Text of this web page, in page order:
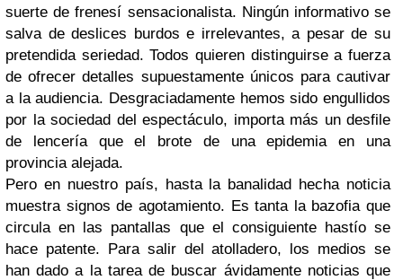
suerte de frenesí sensacionalista. Ningún informativo se
salva de deslices burdos e irrelevantes, a pesar de su
pretendida seriedad. Todos quieren distinguirse a fuerza
de ofrecer detalles supuestamente únicos para cautivar
a la audiencia. Desgraciadamente hemos sido engullidos
por la sociedad del espectáculo, importa más un desfile
de lencería que el brote de una epidemia en una
provincia alejada.
Pero en nuestro país, hasta la banalidad hecha noticia
muestra signos de agotamiento. Es tanta la bazofia que
circula en las pantallas que el consiguiente hastío se
hace patente. Para salir del atolladero, los medios se
han dado a la tarea de buscar ávidamente noticias que